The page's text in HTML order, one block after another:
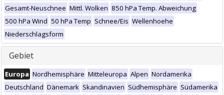
Gesamt-Neuschnee Mittl. Wolken 850 hPa Temp. Abweichung
500 hPa Wind 50 hPa Temp Schnee/Eis Wellenhoehe
Niederschlagsform
Gebiet
Europa Nordhemisphäre Mitteleuropa Alpen Nordamerika
Deutschland Dänemark Skandinavien Südhemisphäre Südamerika